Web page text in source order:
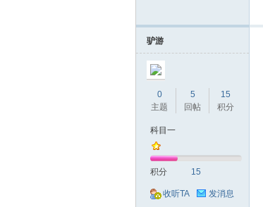
驴游
0
主题
5
回帖
15
积分
科目一
积分 15
收听TA 发消息